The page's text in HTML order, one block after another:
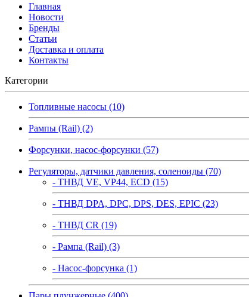
Главная
Новости
Бренды
Статьи
Доставка и оплата
Контакты
Категории
Топливные насосы (10)
Рампы (Rail) (2)
Форсунки, насос-форсунки (57)
Регуляторы, датчики давления, соленоиды (70)
- ТНВД VE, VP44, ECD (15)
- ТНВД DPA, DPC, DPS, DES, EPIC (23)
- ТНВД CR (19)
- Рампа (Rail) (3)
- Насос-форсунка (1)